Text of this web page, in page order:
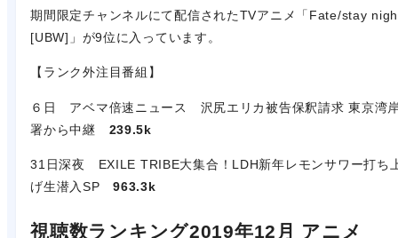
期間限定チャンネルにて配信されたTVアニメ「Fate/stay
[UBW]」が9位に入っています。
【ランク外注目番組】
６日 アベマ倍速ニュース 沢尻エリカ被告保釈請求 東京湾
署から中継 239.5k
31日深夜 EXILE TRIBE大集合！LDH新年レモンサワー打ち
げ生潜入SP963.3k
視聴数ランキング2019年12月 アニメ